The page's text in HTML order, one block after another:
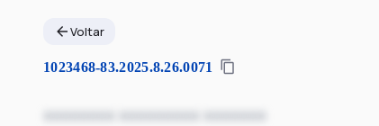
Voltar
1023468-83.2025.8.26.0071
xxxxxxxx xxxxxxxxx xxxxxxx